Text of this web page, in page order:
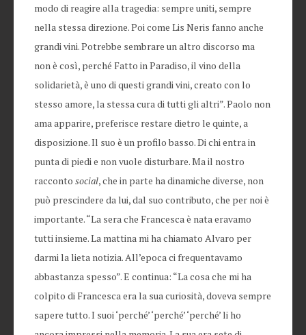
modo di reagire alla tragedia: sempre uniti, sempre
nella stessa direzione. Poi come Lis Neris fanno anche
grandi vini. Potrebbe sembrare un altro discorso ma
non è così, perché Fatto in Paradiso, il vino della
solidarietà, è uno di questi grandi vini, creato con lo
stesso amore, la stessa cura di tutti gli altri”. Paolo non
ama apparire, preferisce restare dietro le quinte, a
disposizione. Il suo è un profilo basso. Di chi entra in
punta di piedi e non vuole disturbare. Ma il nostro
racconto social, che in parte ha dinamiche diverse, non
può prescindere da lui, dal suo contributo, che per noi è
importante. “La sera che Francesca è nata eravamo
tutti insieme. La mattina mi ha chiamato Alvaro per
darmi la lieta notizia. All’epoca ci frequentavamo
abbastanza spesso”. E continua: “La cosa che mi ha
colpito di Francesca era la sua curiosità, doveva sempre
sapere tutto. I suoi ‘perché’ ‘perché’ ‘perché’ li ho